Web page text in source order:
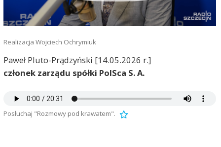
Realizacja Wojciech Ochrymiuk
Paweł Pluto-Prądzyński [14.05.2026 r.]
członek zarządu spółki PolSca S. A.
Posłuchaj "Rozmowy pod krawatem".